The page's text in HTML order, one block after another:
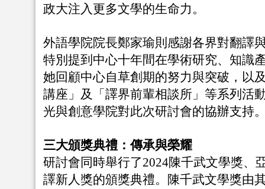
政大注入更多文學的生命力。
外語學院院長鄭家瑜則感謝各界對翻譯
特別提到中心十年間在學術研究、知識
她回顧中心自草創期的努力與突破，以
講座」及「譯界前輩相談所」等系列活
光與創意學院對此次研討會的協辦支持
三大頒獎典禮：傳承與榮耀
研討會同時舉行了2024陳千武文學獎、
譯新人獎的頒獎典禮。陳千武文學獎由